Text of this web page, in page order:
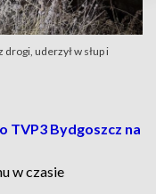
uderzył w słup i
TVP3 Bydgoszcz na
w czasie